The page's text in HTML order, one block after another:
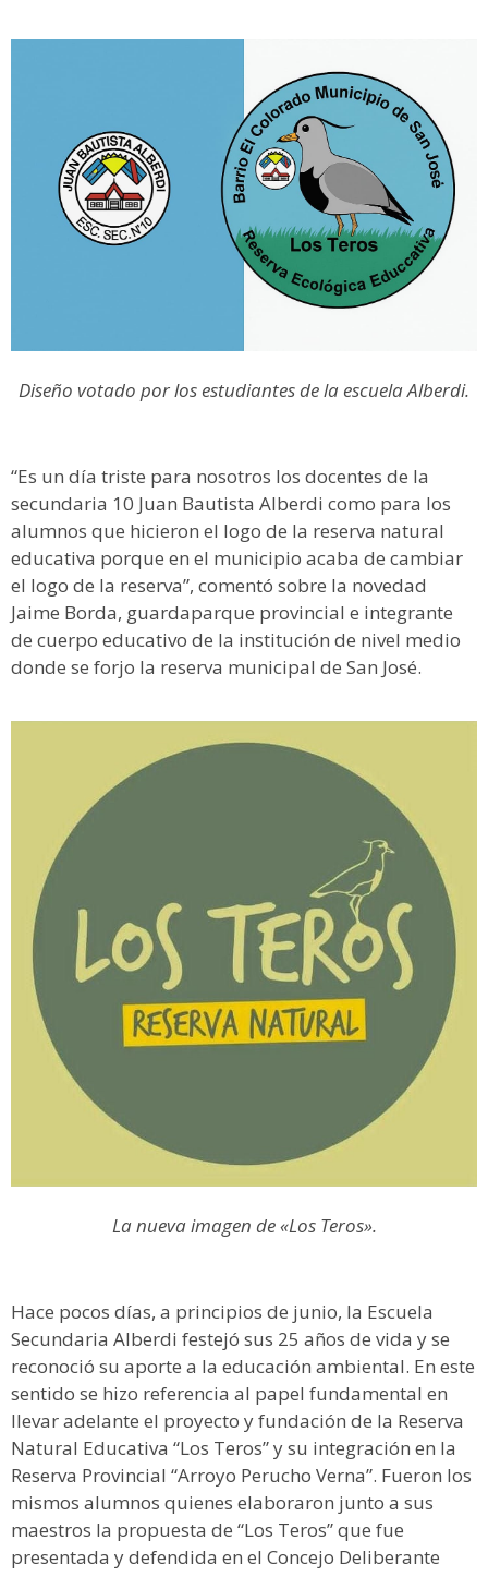
Diseño votado por los estudiantes de la escuela Alberdi.
“Es un día triste para nosotros los docentes de la
secundaria 10 Juan Bautista Alberdi como para los
alumnos que hicieron el logo de la reserva natural
educativa porque en el municipio acaba de cambiar
el logo de la reserva”, comentó sobre la novedad
Jaime Borda, guardaparque provincial e integrante
de cuerpo educativo de la institución de nivel medio
donde se forjo la reserva municipal de San José.
La nueva imagen de «Los Teros».
Hace pocos días, a principios de junio, la Escuela
Secundaria Alberdi festejó sus 25 años de vida y se
reconoció su aporte a la educación ambiental. En este
sentido se hizo referencia al papel fundamental en
llevar adelante el proyecto y fundación de la Reserva
Natural Educativa “Los Teros” y su integración en la
Reserva Provincial “Arroyo Perucho Verna”. Fueron los
mismos alumnos quienes elaboraron junto a sus
maestros la propuesta de “Los Teros” que fue
presentada y defendida en el Concejo Deliberante